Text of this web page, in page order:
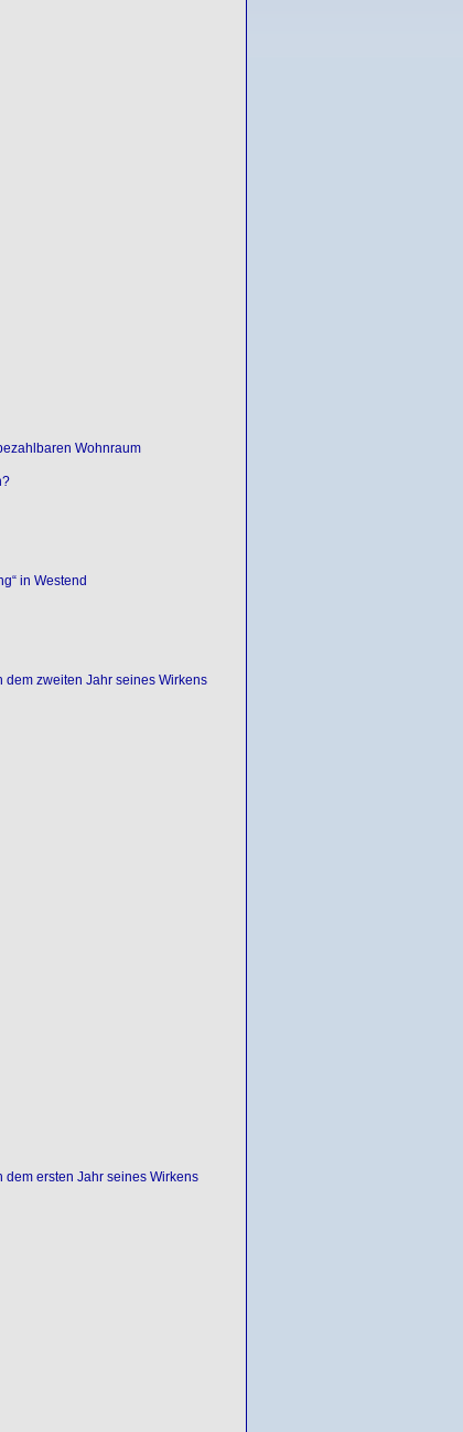
Wohnraum
in Westend
zweiten Jahr seines Wirkens
ersten Jahr seines Wirkens